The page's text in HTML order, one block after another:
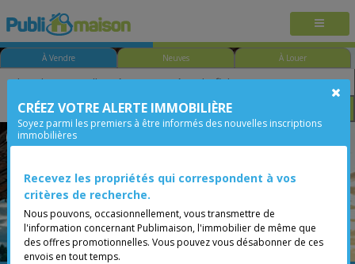
À Vendre Neuves À Louer
Chambre Prix
Moins de 0$
CRÉEZ VOTRE ALERTE IMMOBILIÈRE
Soyez parmi les premiers à être informés des nouvelles inscriptions
immobilières
Recevez les propriétés qui correspondent à vos
critères de recherche.
Nous pouvons, occasionnellement, vous transmettre de
l'information concernant Publimaison, l'immobilier de même que
des offres promotionnelles. Vous pouvez vous désabonner de ces
envois en tout temps.